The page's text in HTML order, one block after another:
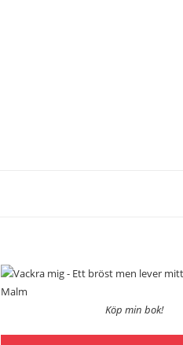
Köp min bok!